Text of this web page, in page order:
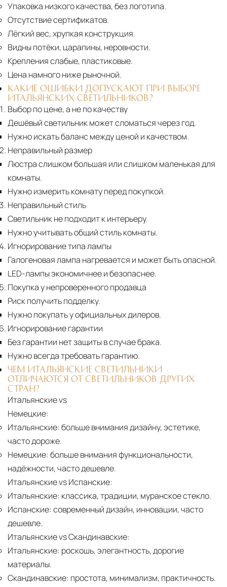
Упаковка низкого качества, без логотипа.
Отсутствие сертификатов.
Лёгкий вес, хрупкая конструкция.
Видны потёки, царапины, неровности.
Крепления слабые, пластиковые.
Цена намного ниже рыночной.
КАКИЕ ОШИБКИ ДОПУСКАЮТ ПРИ ВЫБОРЕ
ИТАЛЬЯНСКИХ СВЕТИЛЬНИКОВ?
Выбор по цене, а не по качеству
Дешёвый светильник может сломаться через год.
Нужно искать баланс между ценой и качеством.
Неправильный размер
Люстра слишком большая или слишком маленькая для
комнаты.
Нужно измерить комнату перед покупкой.
Неправильный стиль
Светильник не подходит к интерьеру.
Нужно учитывать общий стиль комнаты.
Игнорирование типа лампы
Галогеновая лампа нагревается и может быть опасной.
LED-лампы экономичнее и безопаснее.
Покупка у непроверенного продавца
Риск получить подделку.
Нужно покупать у официальных дилеров.
Игнорирование гарантии
Без гарантии нет защиты в случае брака.
Нужно всегда требовать гарантию.
ЧЕМ ИТАЛЬЯНСКИЕ СВЕТИЛЬНИКИ
ОТЛИЧАЮТСЯ ОТ СВЕТИЛЬНИКОВ ДРУГИХ
СТРАН?
Итальянские vs
Немецкие:
Итальянские: больше внимания дизайну, эстетике,
часто дороже.
Немецкие: больше внимания функциональности,
надёжности, часто дешевле.
Итальянские vs Испанские:
Итальянские: классика, традиции, муранское стекло.
Испанские: современный дизайн, инновации, часто
дешевле.
Итальянские vs Скандинавские:
Итальянские: роскошь, элегантность, дорогие
материалы.
Скандинавские: простота, минимализм, практичность.